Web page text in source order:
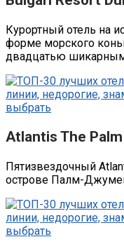
Курортный отель на
форме морского
двадцатью
Atlantis The Palm
Пятизвездочный
острове Палм-